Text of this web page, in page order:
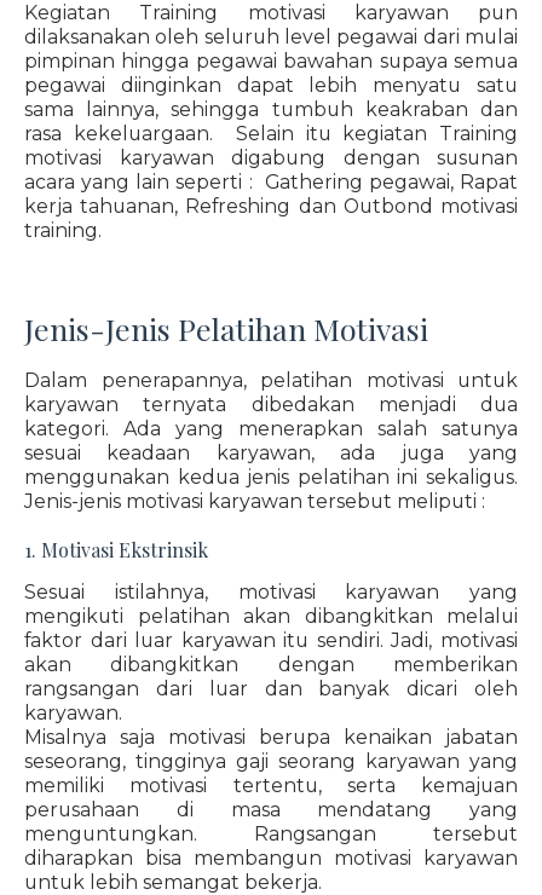
Kegiatan Training motivasi karyawan pun
dilaksanakan oleh seluruh level pegawai dari mulai
pimpinan hingga pegawai bawahan supaya semua
pegawai diinginkan dapat lebih menyatu satu
sama lainnya, sehingga tumbuh keakraban dan
rasa kekeluargaan. Selain itu kegiatan Training
motivasi karyawan digabung dengan susunan
acara yang lain seperti : Gathering pegawai, Rapat
kerja tahuanan, Refreshing dan Outbond motivasi
training.
Jenis-Jenis Pelatihan Motivasi
Dalam penerapannya, pelatihan motivasi untuk
karyawan ternyata dibedakan menjadi dua
kategori. Ada yang menerapkan salah satunya
sesuai keadaan karyawan, ada juga yang
menggunakan kedua jenis pelatihan ini sekaligus.
Jenis-jenis motivasi karyawan tersebut meliputi :
1. Motivasi Ekstrinsik
Sesuai istilahnya, motivasi karyawan yang
mengikuti pelatihan akan dibangkitkan melalui
faktor dari luar karyawan itu sendiri. Jadi, motivasi
akan dibangkitkan dengan memberikan
rangsangan dari luar dan banyak dicari oleh
karyawan.
Misalnya saja motivasi berupa kenaikan jabatan
seseorang, tingginya gaji seorang karyawan yang
memiliki motivasi tertentu, serta kemajuan
perusahaan di masa mendatang yang
menguntungkan. Rangsangan tersebut
diharapkan bisa membangun motivasi karyawan
untuk lebih semangat bekerja.